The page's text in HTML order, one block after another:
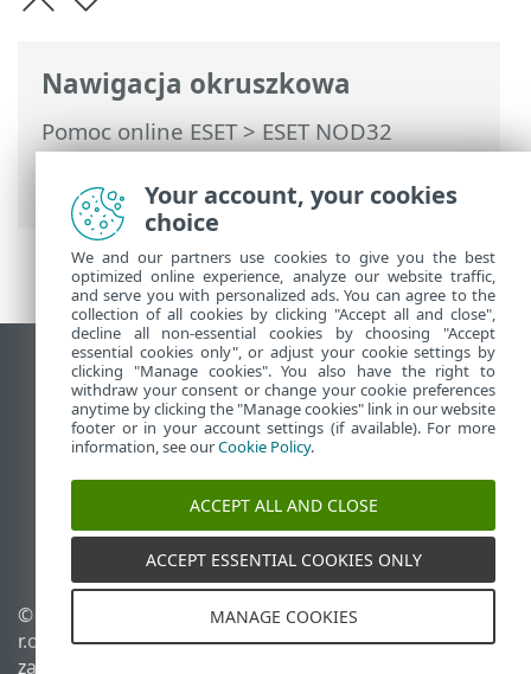
Nawigacja okruszkowa
Pomoc online ESET>ESET NOD32
Antivirus>Ustawienia zaawansowane>
Interfejs użytkownika> Tryb gier
Wyświetl witrynę internetową dla
komputerów
End of Life
Baza wiedzy ESET
Forum ESET
ESET Status Portal
Pomoc regionalna
© 1992 - 2026 ESET, spol. s
r.o. – Wszelkie prawa
zastrzeżone.
Zarządzaj plikami cookie
Polityka dotycząca plików
Your account, your cookies
choice
We and our partners use cookies to give you the best
optimized online experience, analyze our website traffic,
and serve you with personalized ads. You can agree to the
collection of all cookies by clicking "Accept all and close",
decline all non-essential cookies by choosing "Accept
essential cookies only", or adjust your cookie settings by
clicking "Manage cookies". You also have the right to
withdraw your consent or change your cookie preferences
anytime by clicking the "Manage cookies" link in our website
footer or in your account settings (if available). For more
information, see ourCookie Policy.
ACCEPT ALL AND CLOSE
ACCEPT ESSENTIAL COOKIES ONLY
MANAGE COOKIES